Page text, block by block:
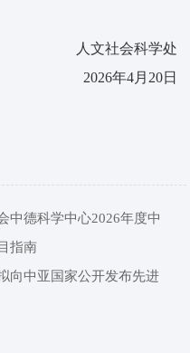
人文社会科学处
2026年4月20日
中德科学中心2026年度中
指南
向中亚国家公开发布先进